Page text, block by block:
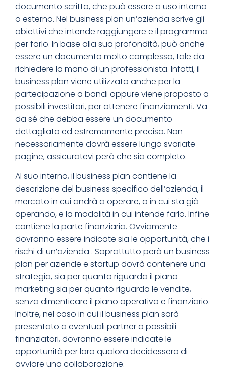
documento scritto, che può essere a uso interno
o esterno. Nel business plan un’azienda scrive gli
obiettivi che intende raggiungere e il programma
per farlo. In base alla sua profondità, può anche
essere un documento molto complesso, tale da
richiedere la mano di un professionista. Infatti, il
business plan viene utilizzato anche per la
partecipazione a bandi oppure viene proposto a
possibili investitori, per ottenere finanziamenti. Va
da sé che debba essere un documento
dettagliato ed estremamente preciso. Non
necessariamente dovrà essere lungo svariate
pagine, assicuratevi però che sia completo.
Al suo interno, il business plan contiene la
descrizione del business specifico dell’azienda, il
mercato in cui andrà a operare, o in cui sta già
operando, e la modalità in cui intende farlo. Infine
contiene la parte finanziaria. Ovviamente
dovranno essere indicate sia le opportunità, che i
rischi di un’azienda . Soprattutto però un business
plan per aziende e startup dovrà contenere una
strategia, sia per quanto riguarda il piano
marketing sia per quanto riguarda le vendite,
senza dimenticare il piano operativo e finanziario.
Inoltre, nel caso in cui il business plan sarà
presentato a eventuali partner o possibili
finanziatori, dovranno essere indicate le
opportunità per loro qualora decidessero di
avviare una collaborazione.